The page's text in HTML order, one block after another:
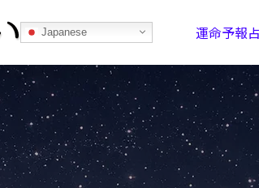
Japanese 運命予報